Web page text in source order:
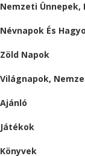
Nemzeti Ünnepek,
Névnapok És
Zöld Napok
Világnapok,
Ajánló
Játékok
Könyvek